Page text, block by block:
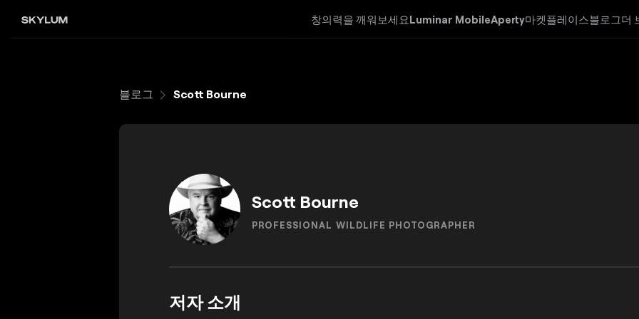
창의력을 깨워보세요Luminar MobileAperty마켓플레이스블로그더
블로그 Scott Bourne
Scott Bourne
PROFESSIONAL WILDLIFE PHOTOGRAPHER
저자 소개